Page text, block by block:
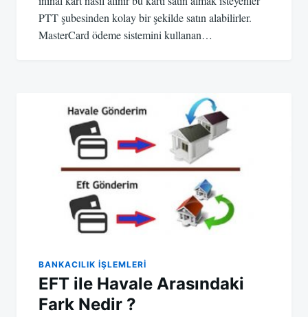
PTT şubesinden kolay bir şekilde satın alabilirler.
MasterCard ödeme sistemini kullanan…
BANKACILIK IŞLEMLERI
EFT ile Havale Arasındaki
Fark Nedir ?